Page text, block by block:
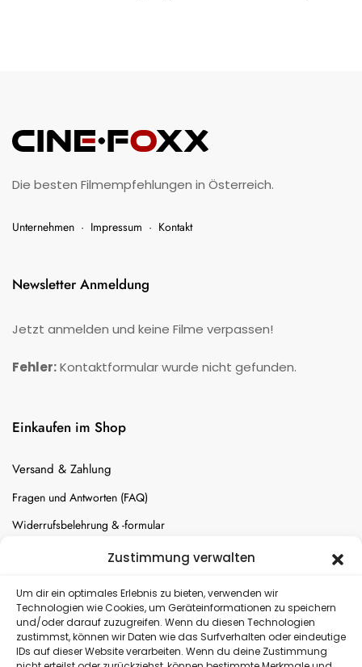
Zustimmung verwalten
Um dir ein optimales Erlebnis zu bieten, verwenden wir
Technologien wie Cookies, um Geräteinformationen zu speichern
und/oder darauf zuzugreifen. Wenn du diesen Technologien
zustimmst, können wir Daten wie das Surfverhalten oder eindeutige
IDs auf dieser Website verarbeiten. Wenn du deine Zustimmung
Die besten Filmempfehlungen in Österreich.
Unternehmen · Impressum · Kontakt
Newsletter Anmeldung
Jetzt anmelden und keine Filme verpassen!
Fehler:Kontaktformular wurde nicht gefunden.
Einkaufen im Shop
Versand & Zahlung
Fragen und Antworten (FAQ)
Widerrufsbelehrung & -formular
Batterien-Entsorgung
Versand